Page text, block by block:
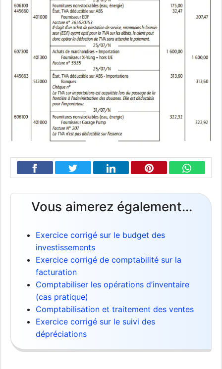
Vous aimerez également...
Exercice corrigé sur le budget des
investissements
Exercice corrigé de comptabilité sur la
facturation
Comptabiliser les opérations d’inventaire
(cas pratique)
Comptabilisation et traitement des ventes
Exercice corrigé sur le suivi des
dépréciations